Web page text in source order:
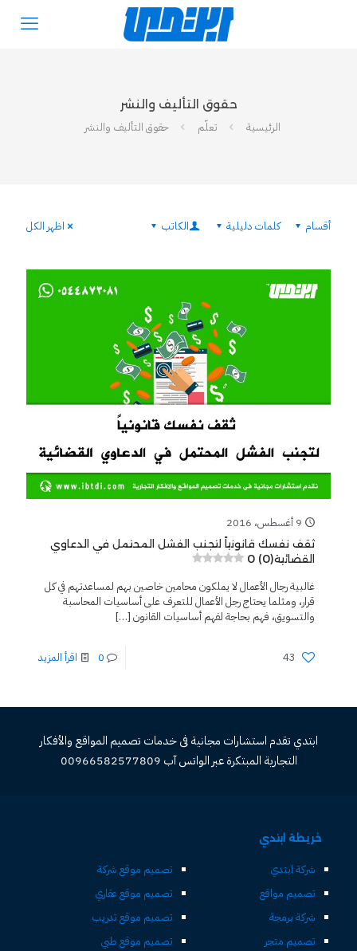
حقوق التأليف والنشر
الرئيسية
تعلّم حقوق التأليف والنشر
أقسام كلمات دليلية الكاتب اظهر الكل
9 أغسطس، 2016
ثقف نفسك قانونياً لتجنب الفشل المحتمل في الدعاوي
القضائية0 (0)
غالبية رجال الأعمال لا يملكون محامين خاصين بهم لمساعدتهم في كل
قرار، ومثلما يحتاج رجل الأعمال للتعرف على أساسيات المحاسبة
والتسويق، فهم بحاجة لفهم أساسيات القانون […]
43
0 اقرأ المزيد
ابتدي تقدم استشارات مجانية فى خدمات تصميم المواقع والأفكار
التجارية المبتكرة عبر الواتس آب 00966582577809
خريطة ابتدي
شركة ابتدي
تصميم مواقع
شركة برمجة
تصميم متجر
تصميم موقع شركة
تصميم موقع عقاري
تصميم موقع تدريب
تصميم موقع طبي